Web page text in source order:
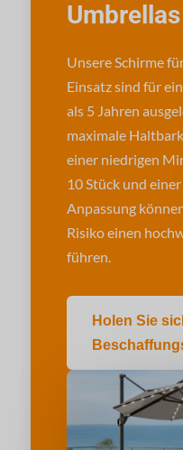
Umbrellas
Unsere Schirme
Einsatz sind für
als 5 Jahren
maximale
einer niedrigen
10 Stück und
Anpassung
Risiko einen
führen.
Holen Sie